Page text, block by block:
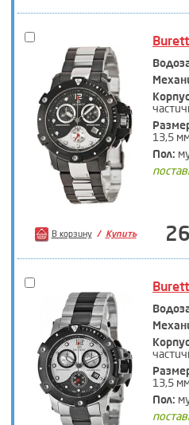
13,5
Пол:
В корзину Купить
13,5
Пол: